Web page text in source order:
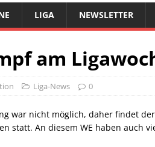
LIGA NEWSLETTER
am
Liga-News 0
war nicht möglich, daher findet
statt. An diesem WE haben auch